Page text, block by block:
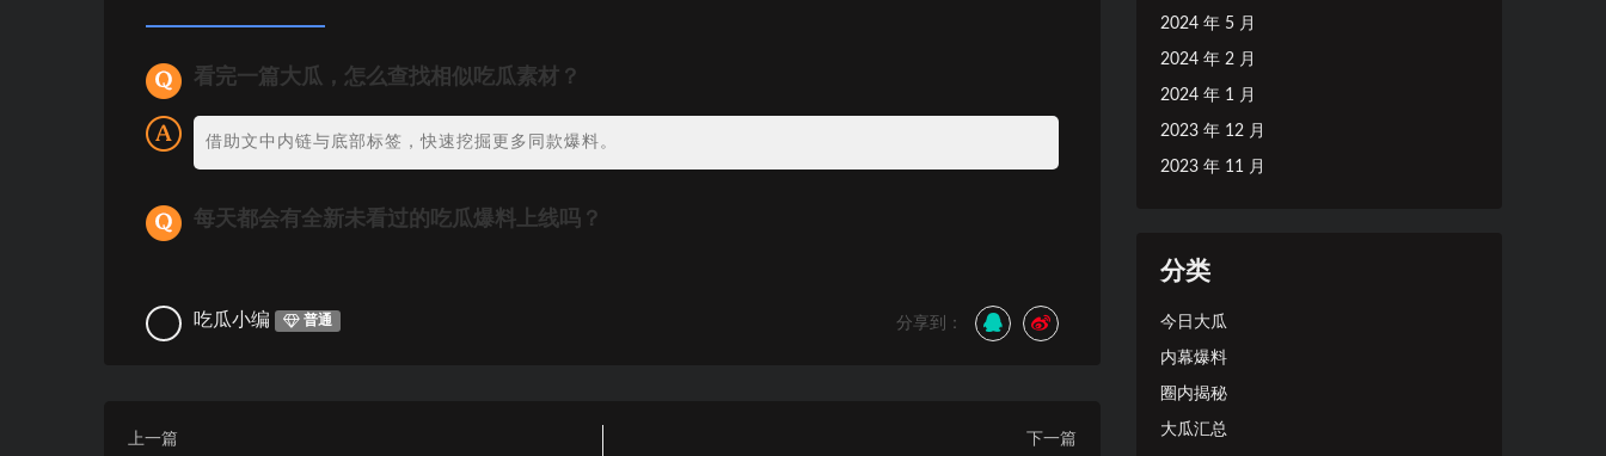
看完一篇大瓜，怎么查找相似吃瓜素材？
借助文中内链与底部标签，快速挖掘更多同款爆料。
每天都会有全新未看过的吃瓜爆料上线吗？
吃瓜小编 普通 分享到：
上一篇
下一篇
2024 年 5 月
2024 年 2 月
2024 年 1 月
2023 年 12 月
2023 年 11 月
分类
今日大瓜
内幕爆料
圈内揭秘
大瓜汇总